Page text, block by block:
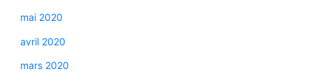
mai 2020
avril 2020
mars 2020